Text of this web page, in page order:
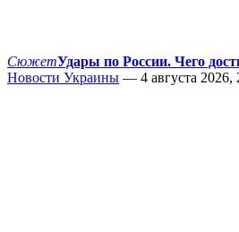
СюжетУдары по России. Чего
Новости Украины — 4 августа 2026,